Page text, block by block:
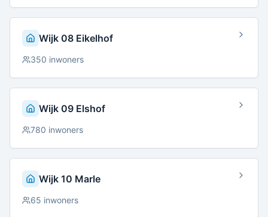
Wijk 08 Eikelhof
350 inwoners
Wijk 09 Elshof
780 inwoners
Wijk 10 Marle
65 inwoners